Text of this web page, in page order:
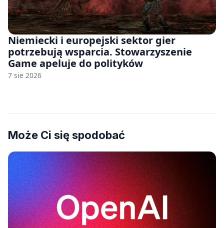
Niemiecki i europejski sektor gier
potrzebują wsparcia. Stowarzyszenie
Game apeluje do polityków
7 sie 2026
Może Ci się spodobać